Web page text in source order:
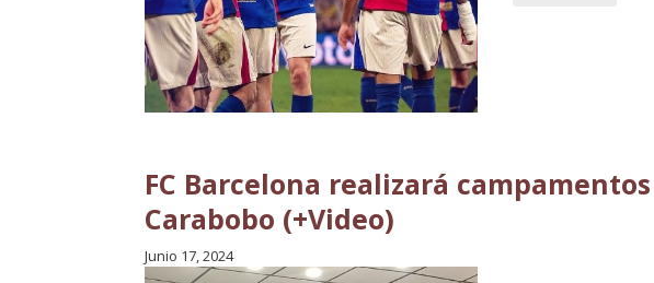
FC Barcelona realizará
Carabobo (+Video)
Junio 17, 2024